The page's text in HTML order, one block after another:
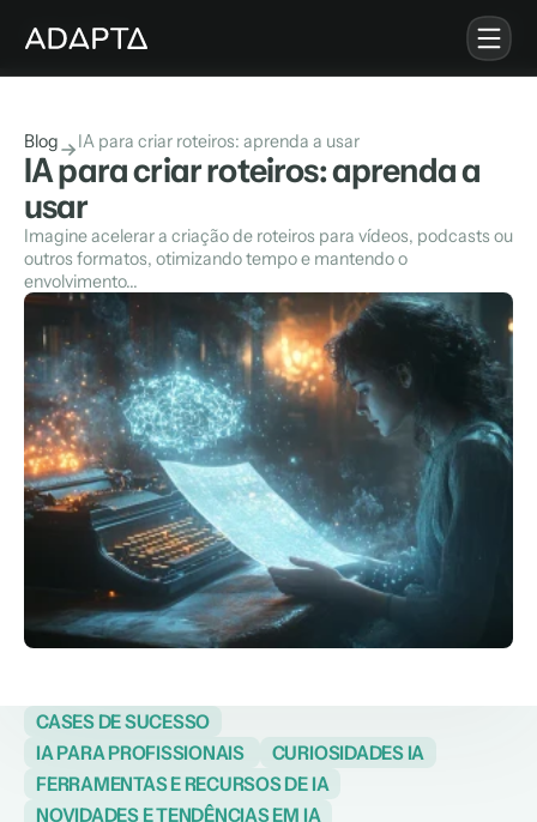
IA para Empresas
Notícias de IA
Adapta Summit
Login Quero Fazer Parte
Blog IA para criar roteiros: aprenda a usar
IA para criar roteiros: aprenda a
usar
Imagine acelerar a criação de roteiros para vídeos, podcasts ou
outros formatos, otimizando tempo e mantendo o
envolvimento...
CASES DE SUCESSO
IA PARA PROFISSIONAIS
CURIOSIDADES IA
FERRAMENTAS E RECURSOS DE IA
NOVIDADES E TENDÊNCIAS EM IA